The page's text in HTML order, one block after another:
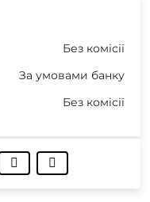
Без комісії
За умовами банку
Без комісії